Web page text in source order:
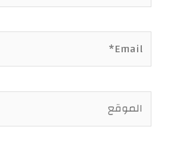
Email*
الموقع